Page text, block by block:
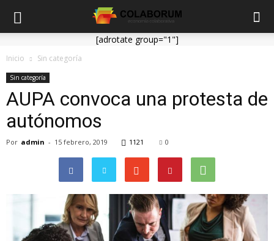
[adrotate group="1"]
Inicio Sin categoría
Sin categoría
AUPA convoca una protesta de
autónomos
Por admin - 15 febrero, 2019 1121 0